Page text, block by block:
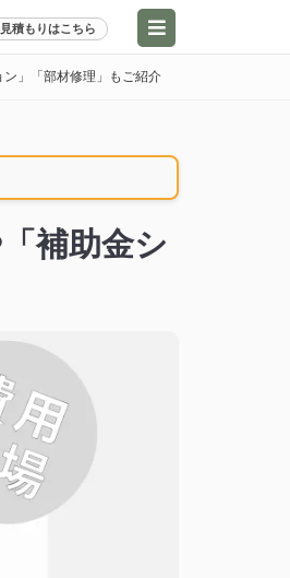
積もりはこちら
」「部材修理」もご紹介
補助金シ